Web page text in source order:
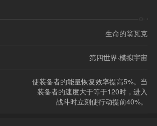
生命的翁瓦克
第四世界·模拟宇宙
使装备者的能量恢复效率提高5%。当
装备者的速度大于等于120时，进入
战斗时立刻使行动提前40%。